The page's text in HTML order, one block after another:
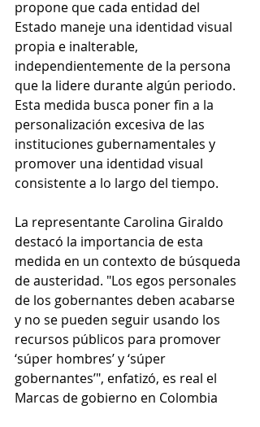
propone que cada entidad del
Estado maneje una identidad visual
propia e inalterable,
independientemente de la persona
que la lidere durante algún periodo.
Esta medida busca poner fin a la
personalización excesiva de las
instituciones gubernamentales y
promover una identidad visual
consistente a lo largo del tiempo.
La representante Carolina Giraldo
destacó la importancia de esta
medida en un contexto de búsqueda
de austeridad. "Los egos personales
de los gobernantes deben acabarse
y no se pueden seguir usando los
recursos públicos para promover
‘súper hombres’ y ‘súper
gobernantes’", enfatizó, es real el
Marcas de gobierno en Colombia